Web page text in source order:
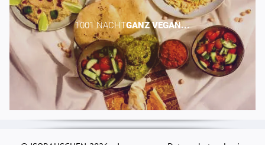
1001 NACHT​GANZ VEGAN...